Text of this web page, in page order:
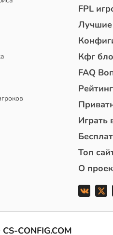
FPL
Лучшие
Кфг
FAQ
Играть
Топ
О
CONFIG.COM